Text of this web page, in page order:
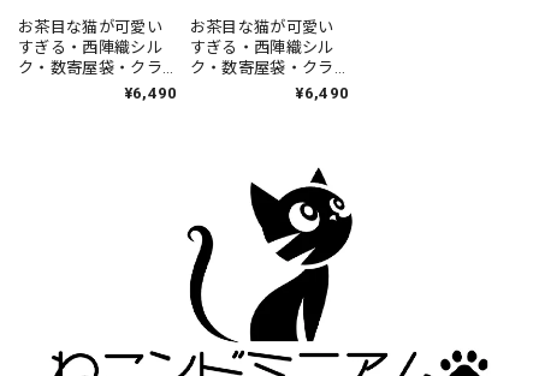
お茶目な猫が可愛い
すぎる・西陣織シル
ク・数寄屋袋・クラ
ッチバッグ・伝統工
¥6,490
お茶目な猫が可愛い
すぎる・西陣織シル
ク・数寄屋袋・クラ
ッチバッグ・伝統工
紺・レディース・日
¥6,490